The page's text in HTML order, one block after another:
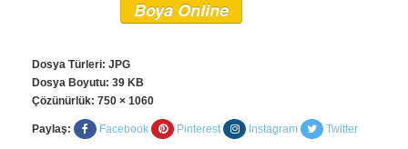
Boya Online
Dosya Türleri: JPG
Dosya Boyutu: 39 KB
Çözünürlük: 750 × 1060
Paylaş: Facebook Pinterest Instagram Twitter